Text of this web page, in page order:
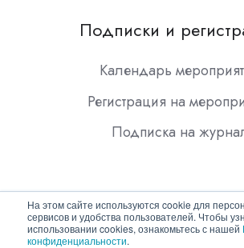
На этом сайте используются cookie для
сервисов и удобства пользователей. Чтобы
использовании cookies, ознакомьтесь с нашей
конфиденциальности.
Подписки и
Календарь
Регистрация на
Подписка на